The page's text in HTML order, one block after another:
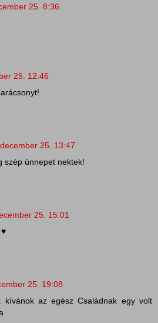
25. 8:36
25. 12:46
25. 13:47
szép ünnepet nektek!
25. 15:01
25. 19:08
kívánok az egész Családnak egy volt